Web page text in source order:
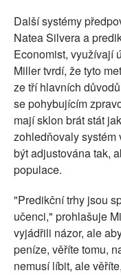
Další systémy
Natea Silvera a
Economist, využívají
Miller tvrdí, že tyto
ze tří hlavních
se pohybujícím
mají sklon brát stát
zohledňovaly systém
být adjustována tak,
populace.
"Predikční trhy jsou
učenci," prohlašuje
vyjádřili názor, ale
peníze, věříte tomu,
nemusí líbit, ale